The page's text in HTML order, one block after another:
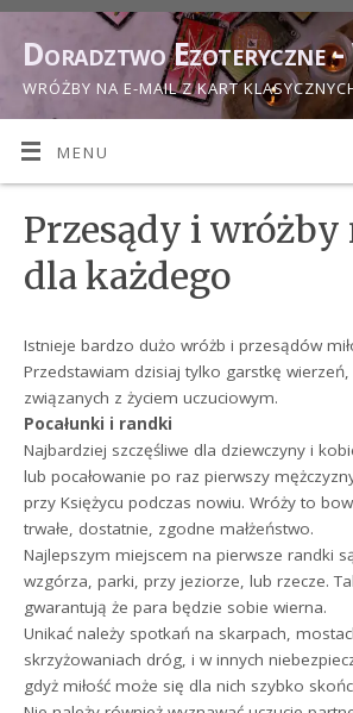
Doradztwo Ezoteryczne
WRÓŻBY NA E-MAIL Z KART
MENU
Przesądy i wróżby
dla każdego
Istnieje bardzo dużo wróżb i przesądów
Przedstawiam dzisiaj tylko garstkę
związanych z życiem uczuciowym.
Pocałunki i randki
Najbardziej szczęśliwe dla dziewczyny i
lub pocałowanie po raz pierwszy
przy Księżycu podczas nowiu. Wróży to
trwałe, dostatnie, zgodne małżeństwo.
Najlepszym miejscem na pierwsze randki
wzgórza, parki, przy jeziorze, lub rzecze.
gwarantują że para będzie sobie wierna.
Unikać należy spotkań na skarpach,
skrzyżowaniach dróg, i w innych
gdyż miłość może się dla nich szybko